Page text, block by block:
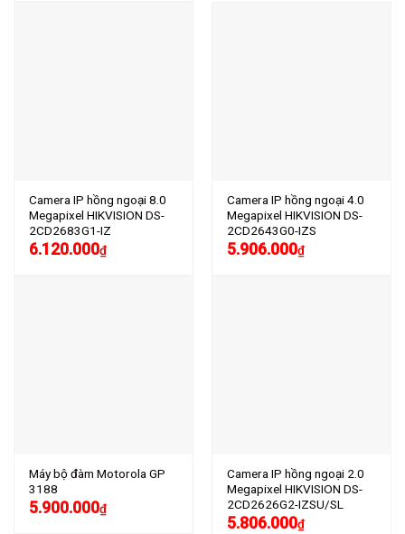
Camera IP hồng ngoại 8.0
Megapixel HIKVISION DS-
2CD2683G1-IZ
6.120.000₫
Camera IP hồng ngoại 4.0
Megapixel HIKVISION DS-
2CD2643G0-IZS
5.906.000₫
Máy bộ đàm Motorola GP
3188
5.900.000₫
Camera IP hồng ngoại 2.0
Megapixel HIKVISION DS-
2CD2626G2-IZSU/SL
5.806.000₫